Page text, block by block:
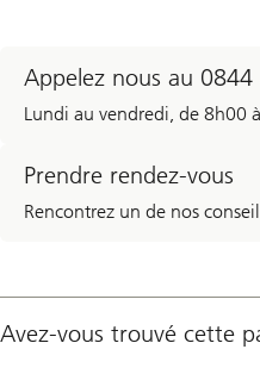
Appelez nous au 0844
Lundi au vendredi, de 8h00
Prendre rendez-vous
Rencontrez un de nos
Avez-vous trouvé cette